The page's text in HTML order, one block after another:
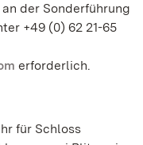
der Sonderführung
+49 (0) 62 21-65
erforderlich.
für Schloss